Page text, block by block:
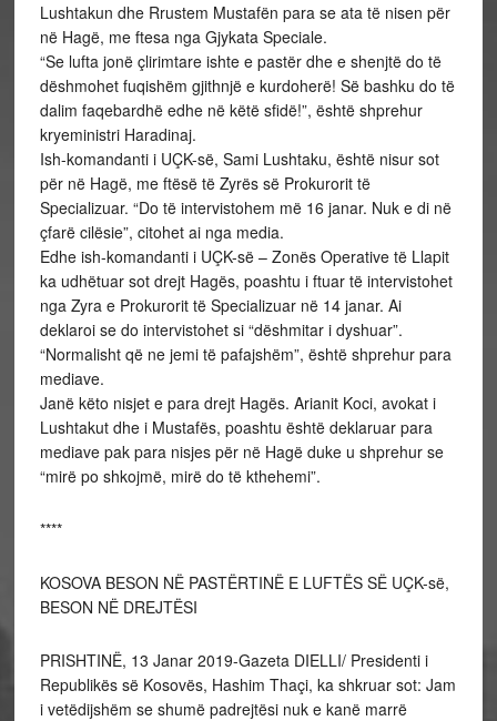
Lushtakun dhe Rrustem Mustafën para se ata të nisen për
në Hagë, me ftesa nga Gjykata Speciale.
“Se lufta jonë çlirimtare ishte e pastër dhe e shenjtë do të
dëshmohet fuqishëm gjithnjë e kurdoherë! Së bashku do të
dalim faqebardhë edhe në këtë sfidë!”, është shprehur
kryeministri Haradinaj.
Ish-komandanti i UÇK-së, Sami Lushtaku, është nisur sot
për në Hagë, me ftësë të Zyrës së Prokurorit të
Specializuar. “Do të intervistohem më 16 janar. Nuk e di në
çfarë cilësie”, citohet ai nga media.
Edhe ish-komandanti i UÇK-së – Zonës Operative të Llapit
ka udhëtuar sot drejt Hagës, poashtu i ftuar të intervistohet
nga Zyra e Prokurorit të Specializuar në 14 janar. Ai
deklaroi se do intervistohet si “dëshmitar i dyshuar”.
“Normalisht që ne jemi të pafajshëm”, është shprehur para
mediave.
Janë këto nisjet e para drejt Hagës. Arianit Koci, avokat i
Lushtakut dhe i Mustafës, poashtu është deklaruar para
mediave pak para nisjes për në Hagë duke u shprehur se
“mirë po shkojmë, mirë do të kthehemi”.
****
KOSOVA BESON NË PASTËRTINË E LUFTËS SË UÇK-së,
BESON NË DREJTËSI
PRISHTINË, 13 Janar 2019-Gazeta DIELLI/ Presidenti i
Republikës së Kosovës, Hashim Thaçi, ka shkruar sot: Jam
i vetëdijshëm se shumë padrejtësi nuk e kanë marrë